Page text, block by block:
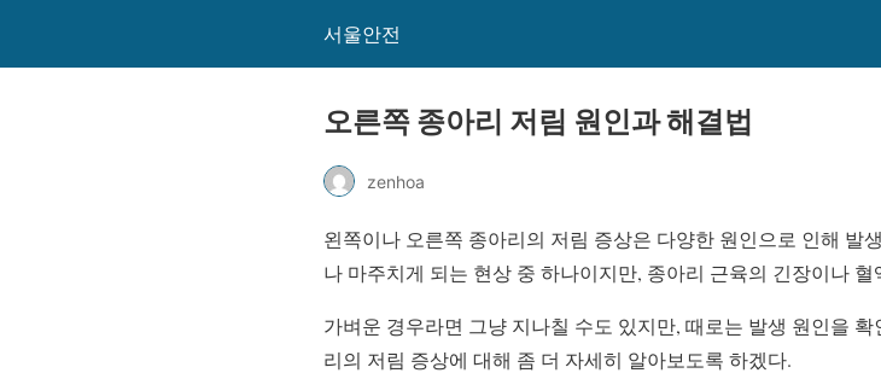
서울안전
오른쪽 종아리 저림 원인과 해결법
zenhoa
왼쪽이나 오른쪽 종아리의 저림 증상은 다양한 원인으로 인해 발
나 마주치게 되는 현상 중 하나이지만, 종아리 근육의 긴장이나
가벼운 경우라면 그냥 지나칠 수도 있지만, 때로는 발생 원인을
리의 저림 증상에 대해 좀 더 자세히 알아보도록 하겠다.